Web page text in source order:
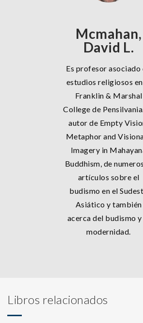
Mcmahan,
David L.
Es profesor asociado
estudios religiosos
Franklin & Marshal
College de
autor de Empty
Metaphor and
Imagery in
Buddhism, de
artículos sobre el
budismo en el
Asiático y también
acerca del budismo
modernidad.
Libros relacionados